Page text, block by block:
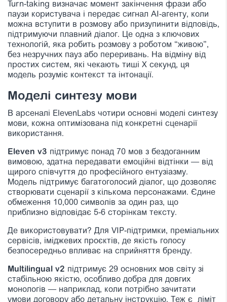
Turn-taking визначає момент закінчення фрази або
паузи користувача і передає сигнал AI-агенту, коли
можна вступити в розмову або призупинити відповідь,
підтримуючи плавний діалог. Це одна з ключових
технологій, яка робить розмову з роботом “живою”,
без незручних пауз або переривань. На відміну від
простих систем, які чекають тиші X секунд, ця
модель розуміє контекст та інтонації.
Моделі синтезу мови
В арсеналі ElevenLabs чотири основні моделі синтезу
мови, кожна оптимізована під конкретні сценарії
використання.
Eleven v3 підтримує понад 70 мов з бездоганним
вимовою, здатна передавати емоційні відтінки — від
щирого співчуття до професійного ентузіазму.
Модель підтримує багатоголосий діалог, що дозволяє
створювати сценарії з кількома персонажами. Єдине
обмеження 10,000 символів за один раз, що
приблизно відповідає 5-6 сторінкам тексту.
Де використовувати? Для VIP-підтримки, преміальних
сервісів, іміджевих проєктів, де якість голосу
безпосередньо впливає на сприйняття бренду.
Multilingual v2 підтримує 29 основних мов світу зі
стабільною якістю, особливо добра для довгих
монологів — наприклад, коли потрібно зачитати
умови договору або детальну інструкцію. Теж є ліміт